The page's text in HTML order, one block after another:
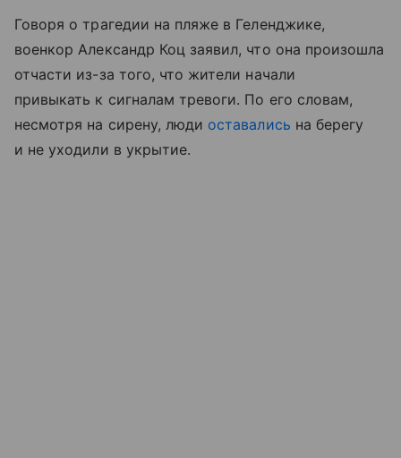
Говоря о трагедии на пляже в Геленджике,
военкор Александр Коц заявил, что она произошла
отчасти из-за того, что жители начали
привыкать к сигналам тревоги. По его словам,
несмотря на сирену, люди оставались на берегу
и не уходили в укрытие.